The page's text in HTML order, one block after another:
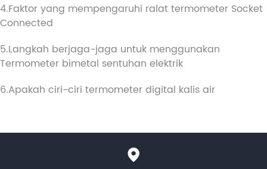
4.Faktor yang mempengaruhi ralat termometer Socket
Connected
5.Langkah berjaga-jaga untuk menggunakan
Termometer bimetal sentuhan elektrik
6.Apakah ciri-ciri termometer digital kalis air